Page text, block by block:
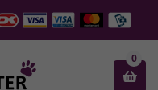

0